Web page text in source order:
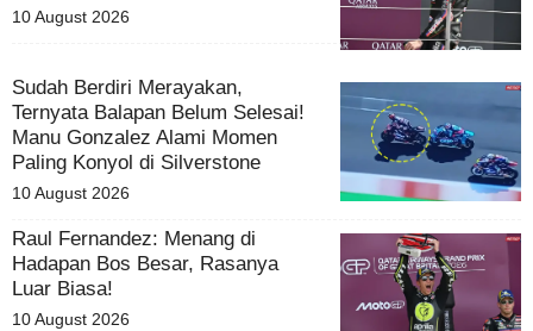
10 August 2026
Sudah Berdiri Merayakan,
Ternyata Balapan Belum Selesai!
Manu Gonzalez Alami Momen
Paling Konyol di Silverstone
10 August 2026
Raul Fernandez: Menang di
Hadapan Bos Besar, Rasanya
Luar Biasa!
10 August 2026